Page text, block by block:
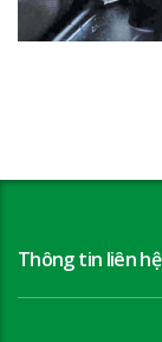
Thông tin liên hệ